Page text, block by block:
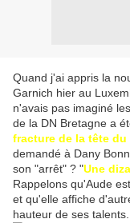
Quand j'ai appris la
Garnich hier au
n'avais pas imaginé
de la DN Bretagne a
fracture de la tête
demandé à Dany
son "arrêt" ? "Une
Rappelons qu'Aude
et qu'elle affiche
hauteur de ses talents.